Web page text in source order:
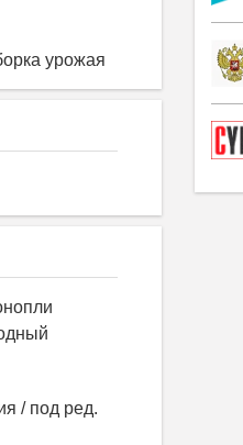
урожая
/ под ред.